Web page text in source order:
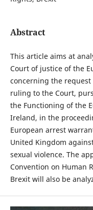
Abstract
This article aims at
Court of justice of the
concerning the
ruling to the Court,
the Functioning of the
Ireland, in the
European arrest
United Kingdom
sexual violence. The
Convention on Human
Brexit will also be